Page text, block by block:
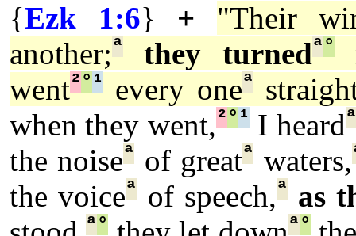
{Ezk 1:6} +
"Their
another;ª they turnedª°
went²° ¹ every oneª
when they went,²° ¹I heardª
the noiseª of greatª waters,
the voiceª of speech,ª as
ª° ª°